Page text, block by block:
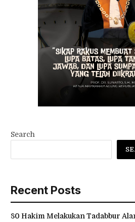
Search
Recent Posts
80 Hakim Melakukan Tadabbur